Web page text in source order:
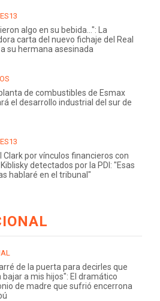
algo en su bebida...": La
carta del nuevo fichaje del Real
su hermana asesinada
de combustibles de Esmax
el desarrollo industrial del sur de
Clark por vínculos financieros con
detectados por la PDI: "Esas
hablaré en el tribunal"
de la puerta para decirles que
bajar a mis hijos": El dramático
de madre que sufrió encerrona